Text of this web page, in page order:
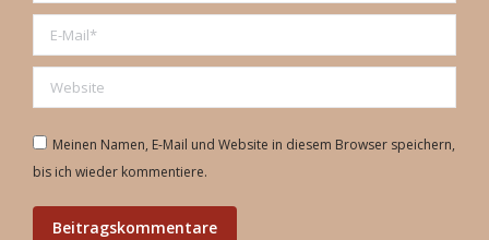
E-Mail *
Website
Meinen Namen, E-Mail und Website in diesem Browser speichern,
bis ich wieder kommentiere.
Beitragskommentare